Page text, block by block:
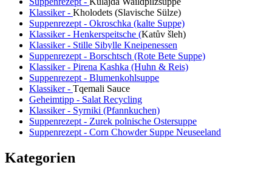
Klassiker - Kholodets (Slavische Sülze)
Suppenrezept - Okroschka (kalte Suppe)
Klassiker - Henkerspeitsche (Katův šleh)
Klassiker - Stille Sibylle Kneipenessen
Suppenrezept - Borschtsch (Rote Bete Suppe)
Klassiker - Pirena Kashka (Huhn & Reis)
Suppenrezept - Blumenkohlsuppe
Klassiker - Tqemali Sauce
Geheimtipp - Salat Recycling
Klassiker - Syrniki (Pfannkuchen)
Suppenrezept - Zurek polnische Ostersuppe
Suppenrezept - Corn Chowder Suppe Neuseeland
Kategorien